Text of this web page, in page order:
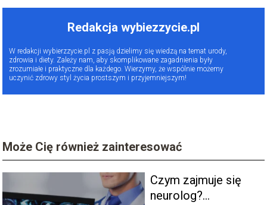
Redakcja wybiezzycie.pl
W redakcji wybierzzycie.pl z pasją dzielimy się wiedzą na temat urody,
zdrowia i diety. Zależy nam, aby skomplikowane zagadnienia były
zrozumiałe i praktyczne dla każdego. Wierzymy, że wspólnie możemy
uczynić zdrowy styl życia prostszym i przyjemniejszym!
Może Cię również zainteresować
Czym zajmuje się
neurolog?